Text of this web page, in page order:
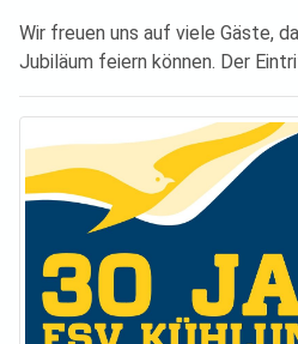
Wir freuen uns auf viele Gäste,
Jubiläum feiern können. Der